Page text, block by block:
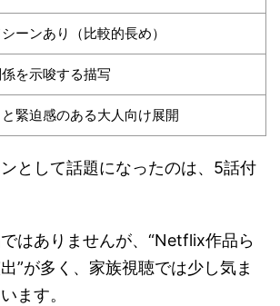
ーンあり（比較的長め）
を示唆する描写
緊迫感のある大人向け展開
として話題になったのは、5話付
はありませんが、“Netflix作品ら
”が多く、家族視聴では少し気ま
ます。